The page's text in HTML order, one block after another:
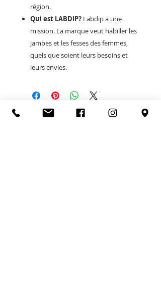
région.
Qui est LABDIP? Labdip a une
mission. La marque veut habiller les
jambes et les fesses des femmes,
quels que soient leurs besoins et
leurs envies.
POLITIQUE